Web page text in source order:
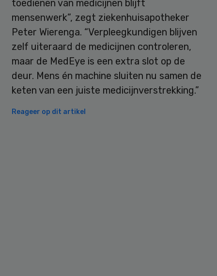
toedienen van medicijnen blijft
mensenwerk”, zegt ziekenhuisapotheker
Peter Wierenga. “Verpleegkundigen blijven
zelf uiteraard de medicijnen controleren,
maar de MedEye is een extra slot op de
deur. Mens én machine sluiten nu samen de
keten van een juiste medicijnverstrekking.”
Reageer op dit artikel